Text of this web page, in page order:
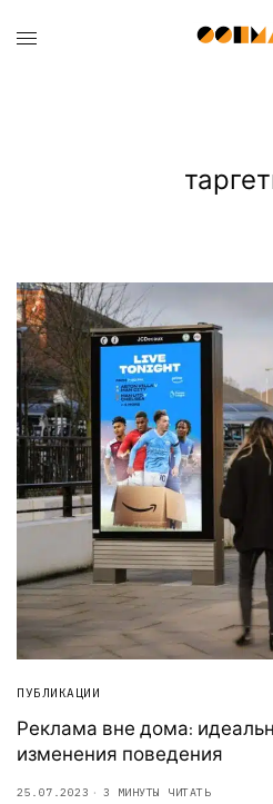
ПУБЛИКАЦИИ
Реклама вне дома:
изменения поведения
25.07.2023 3 МИНУТЫ ЧИТАТЬ